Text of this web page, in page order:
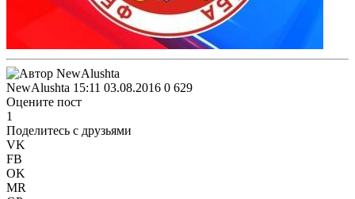
NewAlushta 15:11 03.08.2016 0 629
Оцените пост
1
Поделитесь с друзьями
VK
FB
OK
MR